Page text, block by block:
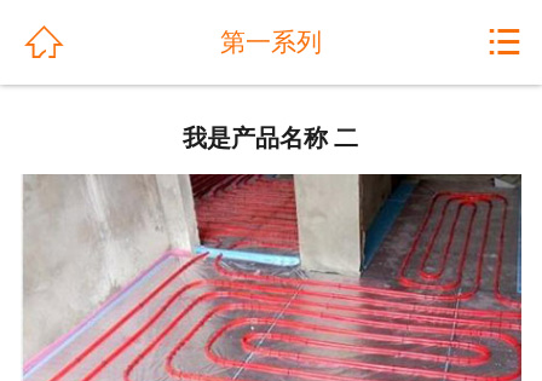
关于我们
公司动态
产品展示
解决方案
工程案例
 第一系列 
我是产品名称 二